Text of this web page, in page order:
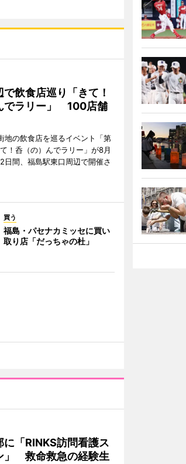
飲食店巡り「きて！
でラリー」 100店舗
地の飲食店を巡るイベント「第
！呑（の）んでラリー」が8月
日間、福島駅東口周辺で開催さ
買う
福島・パセナカミッセに買い
取り店「だっちゃの杜」
に「RINKS訪問看護ス
」 救命救急の経験生